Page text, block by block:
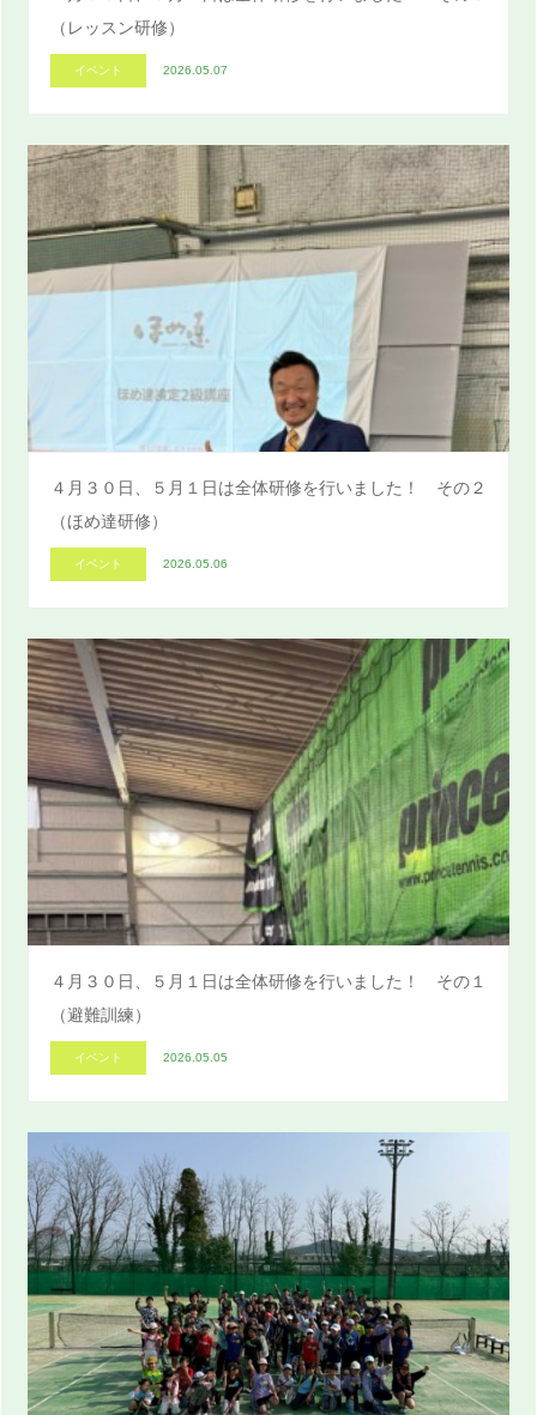
（レッスン研修）
イベント 2026.05.07
４月３０日、５月１日は全体研修を行いました！ その２
（ほめ達研修）
イベント 2026.05.06
４月３０日、５月１日は全体研修を行いました！ その１
（避難訓練）
イベント 2026.05.05